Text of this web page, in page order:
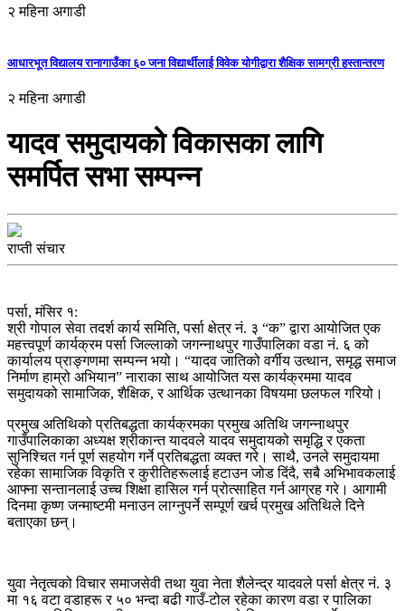
२ महिना अगाडी
आधारभूत विद्यालय रानागाउँका ६० जना विद्यार्थीलाई विवेक योगीद्वारा शैक्षिक सामग्री हस्तान्तरण
२ महिना अगाडी
यादव समुदायको विकासका लागि
समर्पित सभा सम्पन्न
राप्ती संचार
पर्सा, मंसिर १:
श्री गोपाल सेवा तदर्श कार्य समिति, पर्सा क्षेत्र नं. ३ “क” द्वारा आयोजित एक
महत्त्वपूर्ण कार्यक्रम पर्सा जिल्लाको जगन्नाथपुर गाउँपालिका वडा नं. ६ को
कार्यालय प्राङ्गणमा सम्पन्न भयो। “यादव जातिको वर्गीय उत्थान, समृद्ध समाज
निर्माण हाम्रो अभियान” नाराका साथ आयोजित यस कार्यक्रममा यादव
समुदायको सामाजिक, शैक्षिक, र आर्थिक उत्थानका विषयमा छलफल गरियो।
प्रमुख अतिथिको प्रतिबद्धता कार्यक्रमका प्रमुख अतिथि जगन्नाथपुर
गाउँपालिकाका अध्यक्ष श्रीकान्त यादवले यादव समुदायको समृद्धि र एकता
सुनिश्चित गर्न पूर्ण सहयोग गर्ने प्रतिबद्धता व्यक्त गरे। साथै, उनले समुदायमा
रहेका सामाजिक विकृति र कुरीतिहरूलाई हटाउन जोड दिंदै, सबै अभिभावकलाई
आफ्ना सन्तानलाई उच्च शिक्षा हासिल गर्न प्रोत्साहित गर्न आग्रह गरे। आगामी
दिनमा कृष्ण जन्माष्टमी मनाउन लाग्नुपर्ने सम्पूर्ण खर्च प्रमुख अतिथिले दिने
बताएका छन्।
युवा नेतृत्वको विचार समाजसेवी तथा युवा नेता शैलेन्द्र यादवले पर्सा क्षेत्र नं. ३
मा १६ वटा वडाहरू र ५० भन्दा बढी गाउँ-टोल रहेका कारण वडा र पालिका